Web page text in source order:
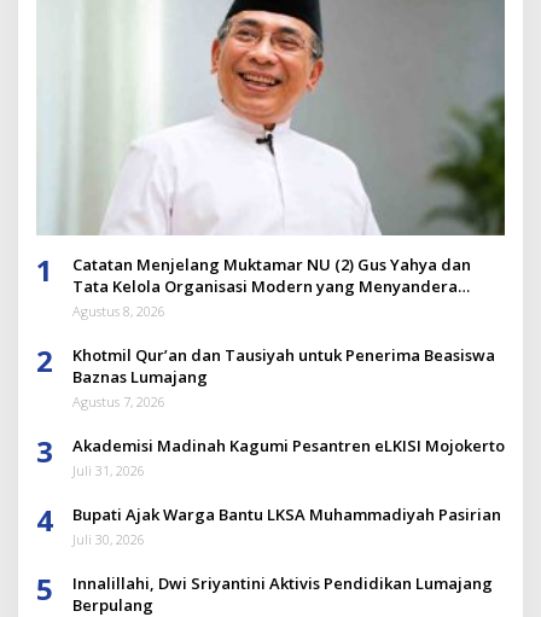
1
Catatan Menjelang Muktamar NU (2) Gus Yahya dan
Tata Kelola Organisasi Modern yang Menyandera
Dirinya
Agustus 8, 2026
2
Khotmil Qur’an dan Tausiyah untuk Penerima Beasiswa
Baznas Lumajang
Agustus 7, 2026
3 Akademisi Madinah Kagumi Pesantren eLKISI Mojokerto
Juli 31, 2026
4 Bupati Ajak Warga Bantu LKSA Muhammadiyah Pasirian
Juli 30, 2026
5
Innalillahi, Dwi Sriyantini Aktivis Pendidikan Lumajang
Berpulang